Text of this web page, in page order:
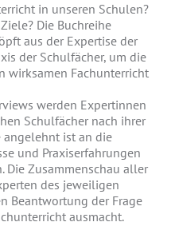
in unseren Schulen?
Die Buchreihe
aus der Expertise der
der Schulfächer, um die
wirksamen Fachunterricht
werden Expertinnen
Schulfächer nach ihrer
angelehnt ist an die
und Praxiserfahrungen
Die Zusammenschau aller
des jeweiligen
Beantwortung der Frage
ausmacht.